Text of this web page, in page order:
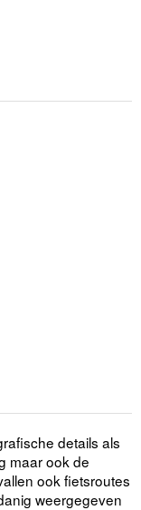
details als
maar ook de
ook fietsroutes
weergegeven